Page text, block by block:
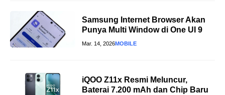
Samsung Internet Browser Akan
Punya Multi Window di One UI 9
Mar. 14, 2026MOBILE
iQOO Z11x Resmi Meluncur,
Baterai 7.200 mAh dan Chip Baru